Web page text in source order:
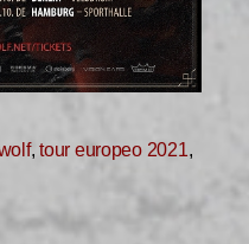
,tour europeo 2021,